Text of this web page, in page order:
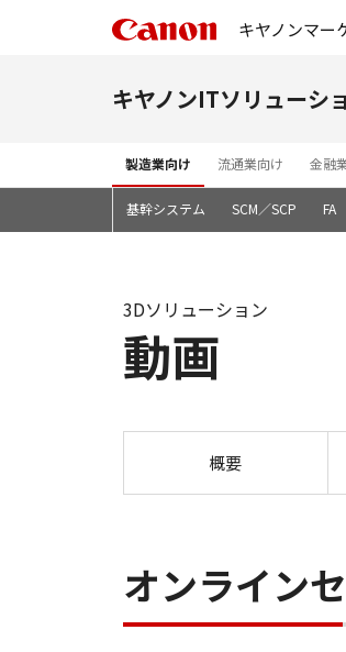
キヤノンマー
キヤノンITソリューシ
製造業向け 流通業向け 金融
基幹システム SCM／SCP FA
動画
3Dソリューション
概要
オンライン